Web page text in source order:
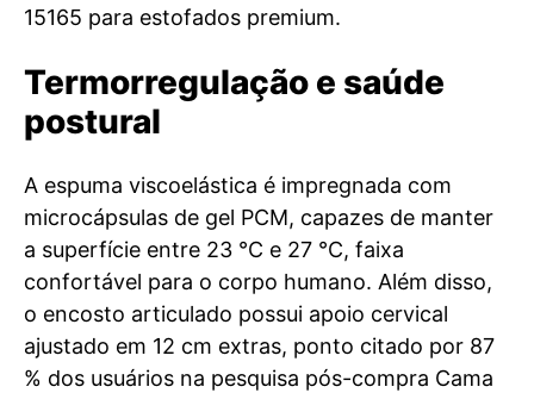
15165 para estofados premium.
Termorregulação e saúde
postural
A espuma viscoelástica é impregnada com
microcápsulas de gel PCM, capazes de manter
a superfície entre 23 °C e 27 °C, faixa
confortável para o corpo humano. Além disso,
o encosto articulado possui apoio cervical
ajustado em 12 cm extras, ponto citado por 87
% dos usuários na pesquisa pós-compra Cama